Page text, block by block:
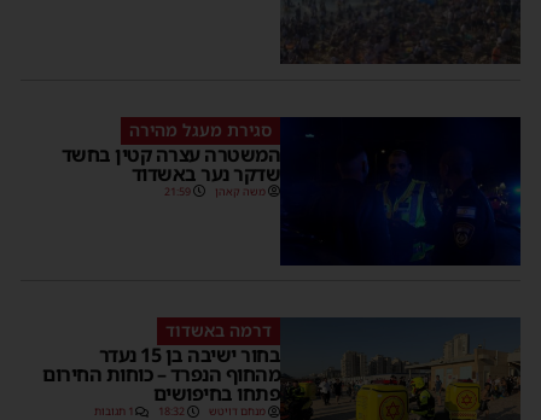
סגירת מעגל מהירה
המשטרה עצרה קטין בחשד
שדקר נער באשדוד
משה קאהן 21:59
דרמה באשדוד
בחור ישיבה בן 15 נעדר
מהחוף הנפרד – כוחות החירום
פתחו בחיפושים
מנחם דויטש 18:32 1 תגובות